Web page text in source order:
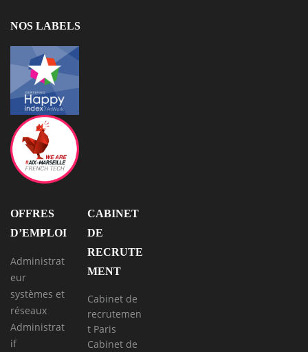
NOS LABELS
OFFRES
D’EMPLOI
Administrat
eur
systèmes et
réseaux
Administrat
if
CABINET
DE
RECRUTE
MENT
Cabinet de
recrutemen
t Paris
Cabinet de